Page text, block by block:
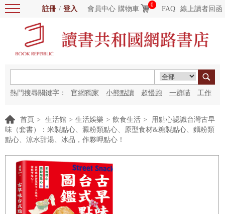
註冊 / 登入 會員中心 購物車
0
FAQ 線上讀者回函
熱門搜尋關鍵字： 官網獨家 小熊點讀 超慢跑 一群喵 工作
首頁 > 生活館 > 生活娛樂 > 飲食生活 >
用點心認識台灣古早
味（套書）：米製點心、澱粉類點心、原型食材&糖製點心、麵粉類
點心、涼水甜湯、冰品，作夥呷點心！